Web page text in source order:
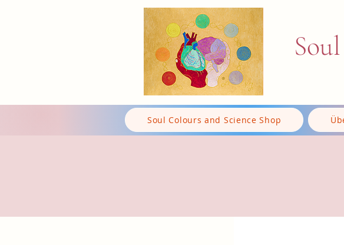
Soul Colours and Science Shop